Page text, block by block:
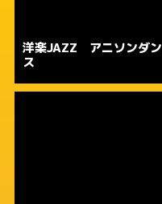
洋楽JAZZ アニソンダン
ス